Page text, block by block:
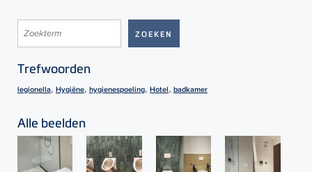
Trefwoorden
legionella, Hygiëne, hygienespoeling, Hotel, badkamer
Alle beelden